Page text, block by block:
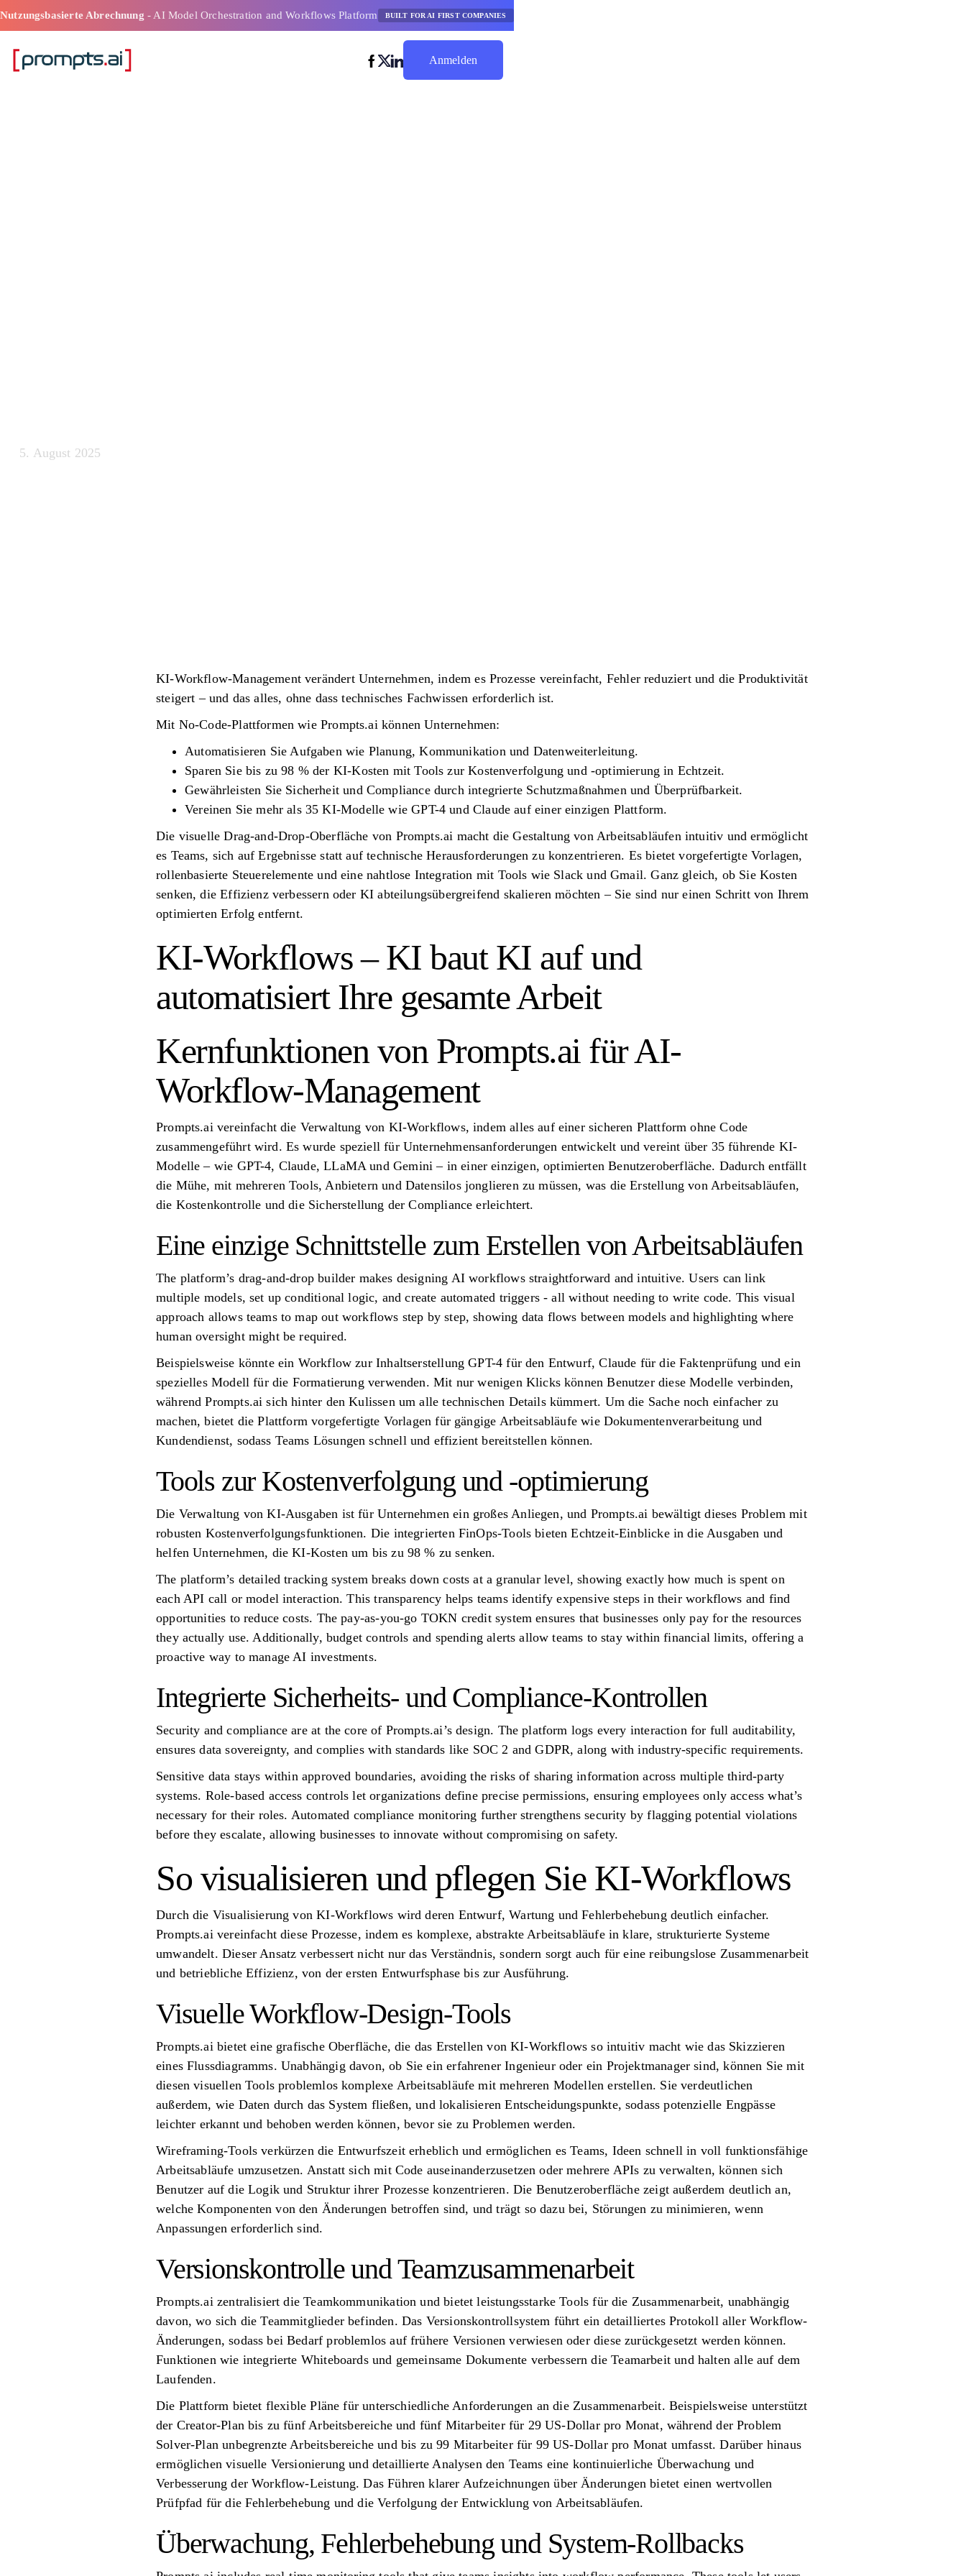
Nutzungsbasierte Abrechnung - AI Model Orchestration and Workflows Platform BUILT FOR AI FIRST COMPANIES
Anmelden
5. August 2025
KI-Workflow-Management verändert Unternehmen, indem es Prozesse vereinfacht, Fehler reduziert und die Produktivität
steigert – und das alles, ohne dass technisches Fachwissen erforderlich ist.
Mit No-Code-Plattformen wie Prompts.ai können Unternehmen:
Automatisieren Sie Aufgaben wie Planung, Kommunikation und Datenweiterleitung.
Sparen Sie bis zu 98 % der KI-Kosten mit Tools zur Kostenverfolgung und -optimierung in Echtzeit.
Gewährleisten Sie Sicherheit und Compliance durch integrierte Schutzmaßnahmen und Überprüfbarkeit.
Vereinen Sie mehr als 35 KI-Modelle wie GPT-4 und Claude auf einer einzigen Plattform.
Die visuelle Drag-and-Drop-Oberfläche von Prompts.ai macht die Gestaltung von Arbeitsabläufen intuitiv und ermöglicht
es Teams, sich auf Ergebnisse statt auf technische Herausforderungen zu konzentrieren. Es bietet vorgefertigte Vorlagen,
rollenbasierte Steuerelemente und eine nahtlose Integration mit Tools wie Slack und Gmail. Ganz gleich, ob Sie Kosten
senken, die Effizienz verbessern oder KI abteilungsübergreifend skalieren möchten – Sie sind nur einen Schritt von Ihrem
optimierten Erfolg entfernt.
KI-Workflows – KI baut KI auf und
automatisiert Ihre gesamte Arbeit
Kernfunktionen von Prompts.ai für AI-
Workflow-Management
Prompts.ai vereinfacht die Verwaltung von KI-Workflows, indem alles auf einer sicheren Plattform ohne Code
zusammengeführt wird. Es wurde speziell für Unternehmensanforderungen entwickelt und vereint über 35 führende KI-
Modelle – wie GPT-4, Claude, LLaMA und Gemini – in einer einzigen, optimierten Benutzeroberfläche. Dadurch entfällt
die Mühe, mit mehreren Tools, Anbietern und Datensilos jonglieren zu müssen, was die Erstellung von Arbeitsabläufen,
die Kostenkontrolle und die Sicherstellung der Compliance erleichtert.
Eine einzige Schnittstelle zum Erstellen von Arbeitsabläufen
The platform’s drag-and-drop builder makes designing AI workflows straightforward and intuitive. Users can link
multiple models, set up conditional logic, and create automated triggers - all without needing to write code. This visual
approach allows teams to map out workflows step by step, showing data flows between models and highlighting where
human oversight might be required.
Beispielsweise könnte ein Workflow zur Inhaltserstellung GPT-4 für den Entwurf, Claude für die Faktenprüfung und ein
spezielles Modell für die Formatierung verwenden. Mit nur wenigen Klicks können Benutzer diese Modelle verbinden,
während Prompts.ai sich hinter den Kulissen um alle technischen Details kümmert. Um die Sache noch einfacher zu
machen, bietet die Plattform vorgefertigte Vorlagen für gängige Arbeitsabläufe wie Dokumentenverarbeitung und
Kundendienst, sodass Teams Lösungen schnell und effizient bereitstellen können.
Tools zur Kostenverfolgung und -optimierung
Die Verwaltung von KI-Ausgaben ist für Unternehmen ein großes Anliegen, und Prompts.ai bewältigt dieses Problem mit
robusten Kostenverfolgungsfunktionen. Die integrierten FinOps-Tools bieten Echtzeit-Einblicke in die Ausgaben und
helfen Unternehmen, die KI-Kosten um bis zu 98 % zu senken.
The platform’s detailed tracking system breaks down costs at a granular level, showing exactly how much is spent on
each API call or model interaction. This transparency helps teams identify expensive steps in their workflows and find
opportunities to reduce costs. The pay-as-you-go TOKN credit system ensures that businesses only pay for the resources
they actually use. Additionally, budget controls and spending alerts allow teams to stay within financial limits, offering a
proactive way to manage AI investments.
Integrierte Sicherheits- und Compliance-Kontrollen
Security and compliance are at the core of Prompts.ai’s design. The platform logs every interaction for full auditability,
ensures data sovereignty, and complies with standards like SOC 2 and GDPR, along with industry-specific requirements.
Sensitive data stays within approved boundaries, avoiding the risks of sharing information across multiple third-party
systems. Role-based access controls let organizations define precise permissions, ensuring employees only access what’s
necessary for their roles. Automated compliance monitoring further strengthens security by flagging potential violations
before they escalate, allowing businesses to innovate without compromising on safety.
So visualisieren und pflegen Sie KI-Workflows
Durch die Visualisierung von KI-Workflows wird deren Entwurf, Wartung und Fehlerbehebung deutlich einfacher.
Prompts.ai vereinfacht diese Prozesse, indem es komplexe, abstrakte Arbeitsabläufe in klare, strukturierte Systeme
umwandelt. Dieser Ansatz verbessert nicht nur das Verständnis, sondern sorgt auch für eine reibungslose Zusammenarbeit
und betriebliche Effizienz, von der ersten Entwurfsphase bis zur Ausführung.
Visuelle Workflow-Design-Tools
Prompts.ai bietet eine grafische Oberfläche, die das Erstellen von KI-Workflows so intuitiv macht wie das Skizzieren
eines Flussdiagramms. Unabhängig davon, ob Sie ein erfahrener Ingenieur oder ein Projektmanager sind, können Sie mit
diesen visuellen Tools problemlos komplexe Arbeitsabläufe mit mehreren Modellen erstellen. Sie verdeutlichen
außerdem, wie Daten durch das System fließen, und lokalisieren Entscheidungspunkte, sodass potenzielle Engpässe
leichter erkannt und behoben werden können, bevor sie zu Problemen werden.
Wireframing-Tools verkürzen die Entwurfszeit erheblich und ermöglichen es Teams, Ideen schnell in voll funktionsfähige
Arbeitsabläufe umzusetzen. Anstatt sich mit Code auseinanderzusetzen oder mehrere APIs zu verwalten, können sich
Benutzer auf die Logik und Struktur ihrer Prozesse konzentrieren. Die Benutzeroberfläche zeigt außerdem deutlich an,
welche Komponenten von den Änderungen betroffen sind, und trägt so dazu bei, Störungen zu minimieren, wenn
Anpassungen erforderlich sind.
Versionskontrolle und Teamzusammenarbeit
Prompts.ai zentralisiert die Teamkommunikation und bietet leistungsstarke Tools für die Zusammenarbeit, unabhängig
davon, wo sich die Teammitglieder befinden. Das Versionskontrollsystem führt ein detailliertes Protokoll aller Workflow-
Änderungen, sodass bei Bedarf problemlos auf frühere Versionen verwiesen oder diese zurückgesetzt werden können.
Funktionen wie integrierte Whiteboards und gemeinsame Dokumente verbessern die Teamarbeit und halten alle auf dem
Laufenden.
Die Plattform bietet flexible Pläne für unterschiedliche Anforderungen an die Zusammenarbeit. Beispielsweise unterstützt
der Creator-Plan bis zu fünf Arbeitsbereiche und fünf Mitarbeiter für 29 US-Dollar pro Monat, während der Problem
Solver-Plan unbegrenzte Arbeitsbereiche und bis zu 99 Mitarbeiter für 99 US-Dollar pro Monat umfasst. Darüber hinaus
ermöglichen visuelle Versionierung und detaillierte Analysen den Teams eine kontinuierliche Überwachung und
Verbesserung der Workflow-Leistung. Das Führen klarer Aufzeichnungen über Änderungen bietet einen wertvollen
Prüfpfad für die Fehlerbehebung und die Verfolgung der Entwicklung von Arbeitsabläufen.
Überwachung, Fehlerbehebung und System-Rollbacks